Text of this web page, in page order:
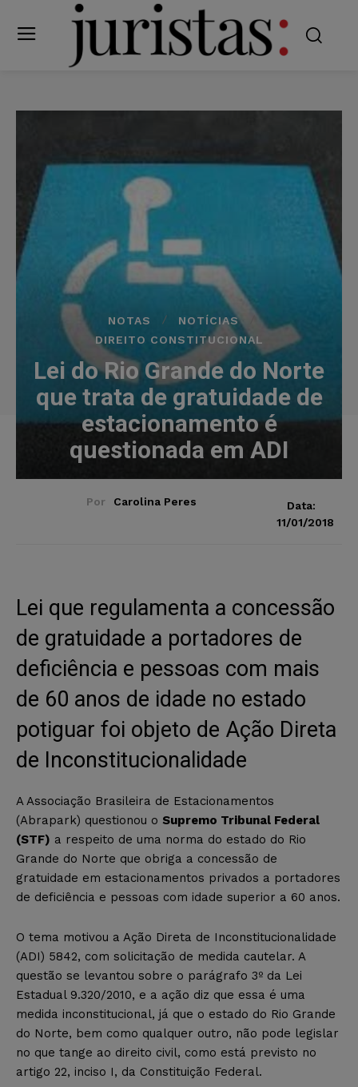
NOTAS
NOTÍCIAS
DIREITO CONSTITUCIONAL
Lei do Rio Grande do Norte
que trata de gratuidade de
estacionamento é
questionada em ADI
Por Carolina Peres
Data:
11/01/2018
Lei que regulamenta a concessão
de gratuidade a portadores de
deficiência e pessoas com mais
de 60 anos de idade no estado
potiguar foi objeto de Ação Direta
de Inconstitucionalidade
A Associação Brasileira de Estacionamentos
(Abrapark) questionou o Supremo Tribunal Federal
(STF) a respeito de uma norma do estado do Rio
Grande do Norte que obriga a concessão de
gratuidade em estacionamentos privados a portadores
de deficiência e pessoas com idade superior a 60 anos.
O tema motivou a Ação Direta de Inconstitucionalidade
(ADI) 5842, com solicitação de medida cautelar. A
questão se levantou sobre o parágrafo 3º da Lei
Estadual 9.320/2010, e a ação diz que essa é uma
medida inconstitucional, já que o estado do Rio Grande
do Norte, bem como qualquer outro, não pode legislar
no que tange ao direito civil, como está previsto no
artigo 22, inciso I, da Constituição Federal.